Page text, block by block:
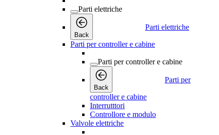
Parti elettriche
Back
Parti elettriche
Parti per controller e cabine
Parti per controller e cabine
Back
Parti per
controller e cabine
Interrutttori
Controllore e modulo
Valvole elettriche